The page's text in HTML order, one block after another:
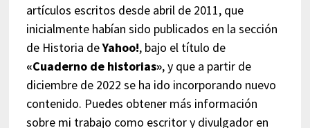
artículos escritos desde abril de 2011, que
inicialmente habían sido publicados en la sección
de Historia deYahoo!, bajo el título de
«Cuaderno de historias», y que a partir de
diciembre de 2022 se ha ido incorporando nuevo
contenido. Puedes obtener más información
sobre mi trabajo como escritor y divulgador en